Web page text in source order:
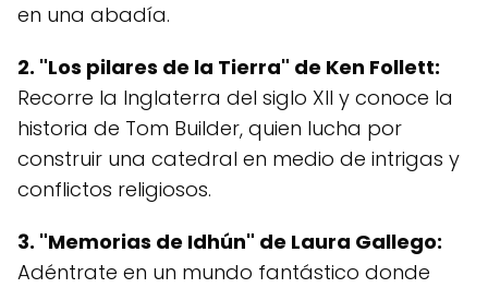
en una abadía.
2. "Los pilares de la Tierra" de Ken Follett:
Recorre la Inglaterra del siglo XII y conoce la
historia de Tom Builder, quien lucha por
construir una catedral en medio de intrigas y
conflictos religiosos.
3. "Memorias de Idhún" de Laura Gallego:
Adéntrate en un mundo fantástico donde